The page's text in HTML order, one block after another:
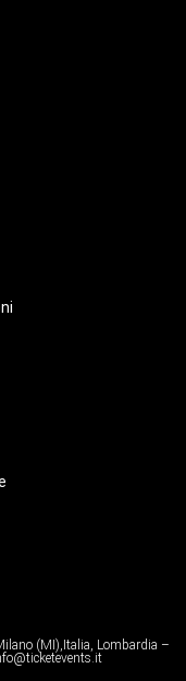
(MI),Italia, Lombardia –